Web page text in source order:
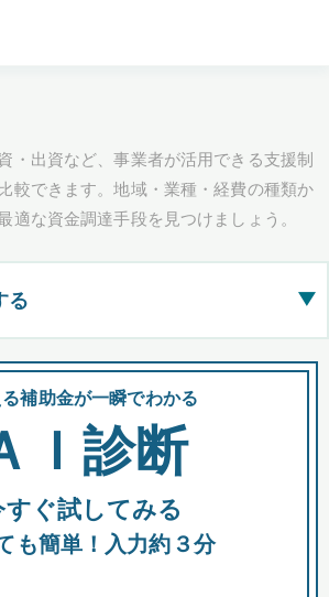
・出資など、事業者が活用できる支援制
較できます。地域・業種・経費の種類か
適な資金調達手段を見つけましょう。
る ▶
を含めて表示
金 融資 出資
補助金が一瞬でわかる
Ｉ診断
すぐ試してみる
も簡単！入力約３分